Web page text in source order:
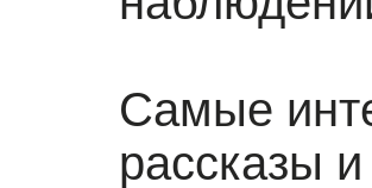
Самые
рассказы и